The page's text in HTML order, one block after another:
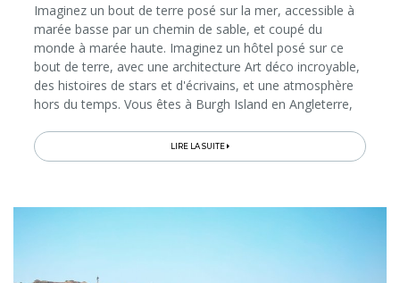
Imaginez un bout de terre posé sur la mer, accessible à
marée basse par un chemin de sable, et coupé du
monde à marée haute. Imaginez un hôtel posé sur ce
bout de terre, avec une architecture Art déco incroyable,
des histoires de stars et d'écrivains, et une atmosphère
hors du temps. Vous êtes à Burgh Island en Angleterre,
continue de faire...
LIRE LA SUITE